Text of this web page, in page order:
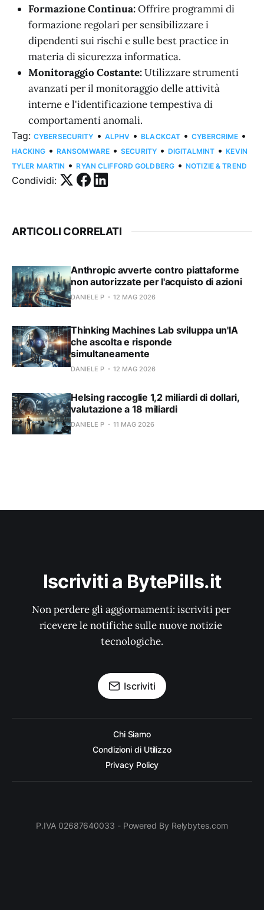
Formazione Continua:Offrire programmi di
formazione regolari per sensibilizzare i
dipendenti sui rischi e sulle best practice in
materia di sicurezza informatica.
Monitoraggio Costante:Utilizzare strumenti
avanzati per il monitoraggio delle attività
interne e l'identificazione tempestiva di
comportamenti anomali.
Tag: CYBERSECURITY • ALPHV • BLACKCAT • CYBERCRIME •
HACKING • RANSOMWARE • SECURITY • DIGITALMINT • KEVIN
TYLER MARTIN • RYAN CLIFFORD GOLDBERG • NOTIZIE & TREND
Condividi:
ARTICOLI CORRELATI
Anthropic avverte contro piattaforme
non autorizzate per l'acquisto di azioni
DANIELE P 12 MAG 2026
Thinking Machines Lab sviluppa un'IA
che ascolta e risponde
simultaneamente
DANIELE P 12 MAG 2026
Helsing raccoglie 1,2 miliardi di dollari,
valutazione a 18 miliardi
DANIELE P 11 MAG 2026
Iscriviti a BytePills.it
Non perdere gli aggiornamenti: iscriviti per
ricevere le notifiche sulle nuove notizie
tecnologiche.
Iscriviti
Chi Siamo
Condizioni di Utilizzo
Privacy Policy
P.IVA 02687640033 - Powered By Relybytes.com